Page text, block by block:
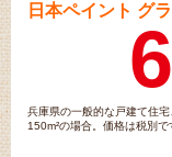
日本ペイント グ
兵庫県の一般的な戸建て住
150m²の場合。価格は税別で